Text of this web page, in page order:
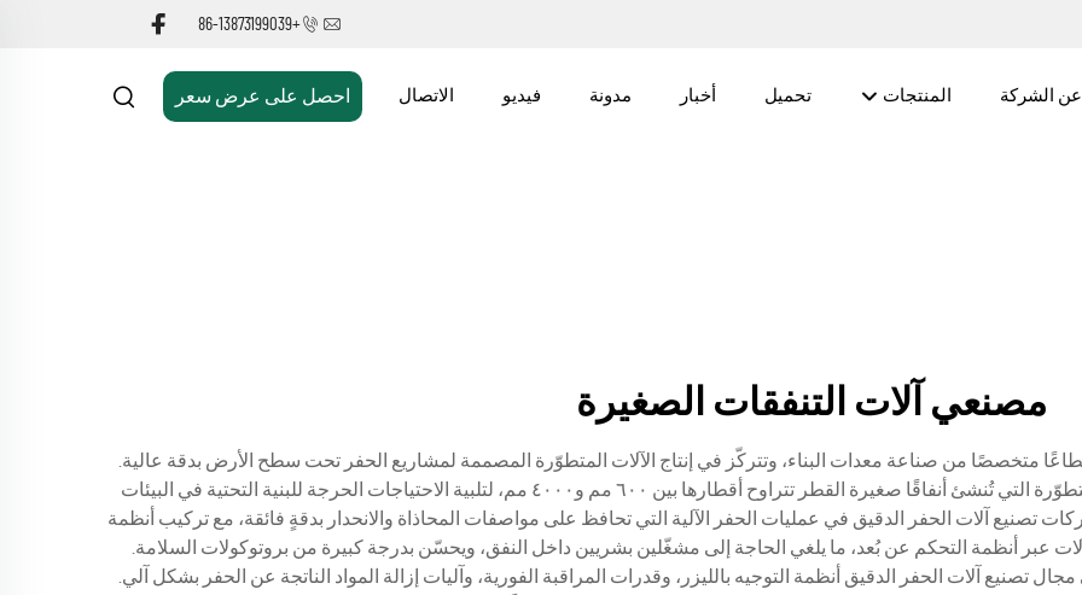
+86-13873199039
عن الشركة المنتجات تحميل أخبار مدونة فيديو الاتصال احصل على عرض سعر
مصنعي آلات التنفقات الصغيرة
متخصصًا من صناعة معدات البناء، وتتركّز في إنتاج الآلات المتطوّرة المصممة لمشاريع الحفر تحت سطح الأرض بدقة عالية.
وتعمل هذه الشركات على تطوير معدات حفر الأنفاق المتطوّرة التي تُنشئ أنفاقًا صغيرة القطر تتراوح أقطارها بين ٦٠٠ مم و٤٠٠٠ مم، لتلبية الاحتياجات الحرجة للبنية التحتية في البيئات
تصنيع آلات الحفر الدقيق في عمليات الحفر الآلية التي تحافظ على مواصفات المحاذاة والانحدار بدقةٍ فائقة، مع تركيب أنظمة
عبر أنظمة التحكم عن بُعد، ما يلغي الحاجة إلى مشغّلين بشريين داخل النفق، ويحسّن بدرجة كبيرة من بروتوكولات السلامة.
تصنيع آلات الحفر الدقيق أنظمة التوجيه بالليزر، وقدرات المراقبة الفورية، وآليات إزالة المواد الناتجة عن الحفر بشكل آلي.